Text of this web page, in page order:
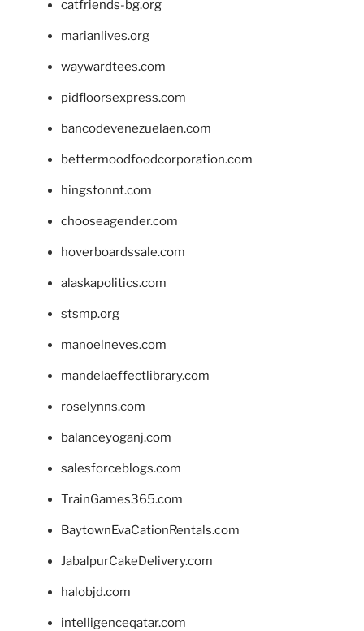
catfriends-bg.org
marianlives.org
waywardtees.com
pidfloorsexpress.com
bancodevenezuelaen.com
bettermoodfoodcorporation.com
hingstonnt.com
chooseagender.com
hoverboardssale.com
alaskapolitics.com
stsmp.org
manoelneves.com
mandelaeffectlibrary.com
roselynns.com
balanceyoganj.com
salesforceblogs.com
TrainGames365.com
BaytownEvaCationRentals.com
JabalpurCakeDelivery.com
halobjd.com
intelligenceqatar.com